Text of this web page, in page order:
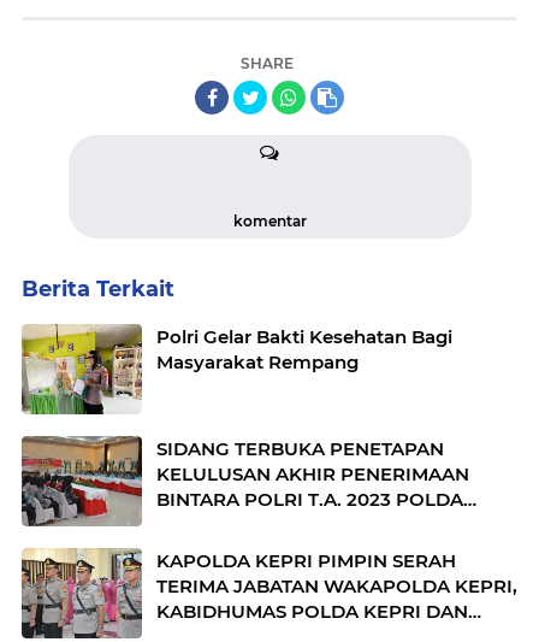
SHARE
komentar
Berita Terkait
Polri Gelar Bakti Kesehatan Bagi
Masyarakat Rempang
SIDANG TERBUKA PENETAPAN
KELULUSAN AKHIR PENERIMAAN
BINTARA POLRI T.A. 2023 POLDA
KAPOLDA KEPRI PIMPIN SERAH
TERIMA JABATAN WAKAPOLDA KEPRI,
KABIDHUMAS POLDA KEPRI DAN